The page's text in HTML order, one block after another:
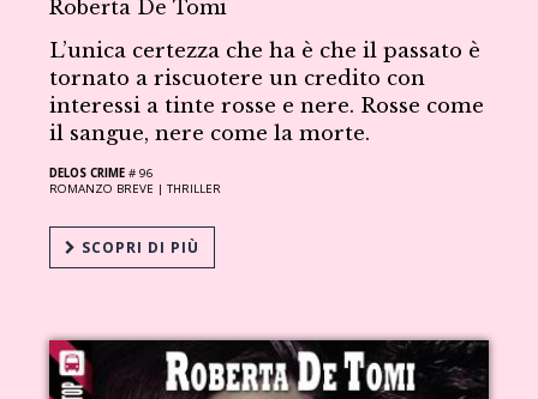
Roberta De Tomi
L’unica certezza che ha è che il passato è
tornato a riscuotere un credito con
interessi a tinte rosse e nere. Rosse come
il sangue, nere come la morte.
DELOS CRIME # 96
ROMANZO BREVE |THRILLER
SCOPRI DI PIÙ